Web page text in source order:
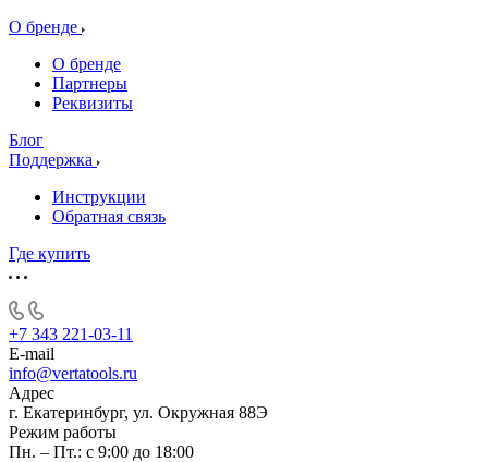
О бренде
О бренде
Партнеры
Реквизиты
Блог
Поддержка
Инструкции
Обратная связь
Где купить
+7 343 221-03-11
E-mail
info@vertatools.ru
Адрес
г. Екатеринбург, ул. Окружная 88Э
Режим работы
Пн. – Пт.: с 9:00 до 18:00